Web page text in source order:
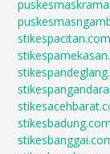
stikespacitan.com
stikesbadung.com